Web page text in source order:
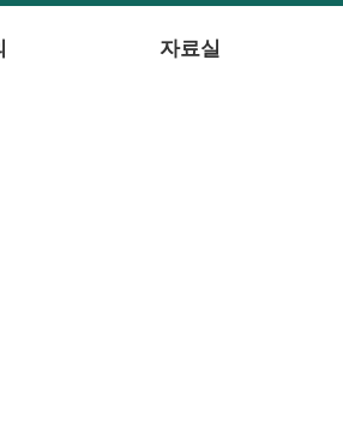
자료실